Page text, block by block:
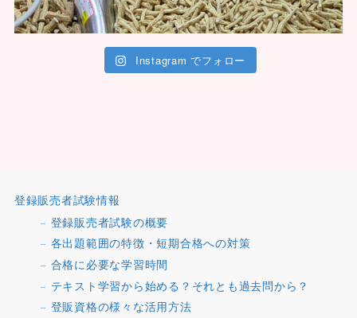
Instagram でフォロー
登録販売者試験情報
登録販売者試験の概要
各出題範囲の特徴・短期合格への対策
合格に必要な学習時間
テキスト学習から始める？それとも過去問から？
登販資格の様々な活用方法